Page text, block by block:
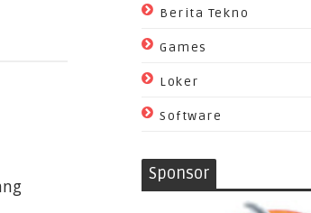
Berita Tekno
Games
Loker
Software
Sponsor